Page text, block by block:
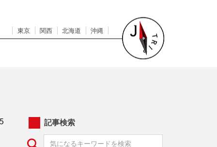
東京 関西 北海道 沖縄
記事検索